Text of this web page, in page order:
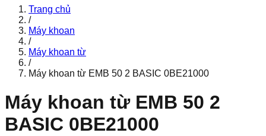
Trang chủ
/
Máy khoan
/
Máy khoan từ
/
Máy khoan từ EMB 50 2 BASIC 0BE21000
Máy khoan từ EMB 50 2
BASIC 0BE21000